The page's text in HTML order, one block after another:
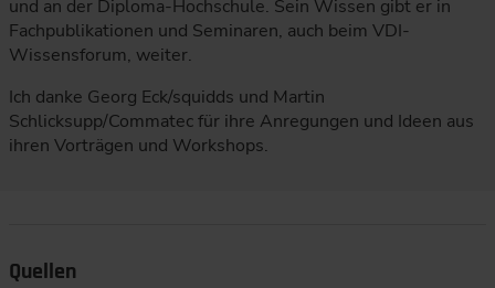
und an der Diploma-Hochschule. Sein Wissen gibt er in
Fachpublikationen und Seminaren, auch beim VDI-
Wissensforum, weiter.
Ich danke Georg Eck/squidds und Martin
Schlicksupp/Commatec für ihre Anregungen und Ideen aus
ihren Vorträgen und Workshops.
Quellen